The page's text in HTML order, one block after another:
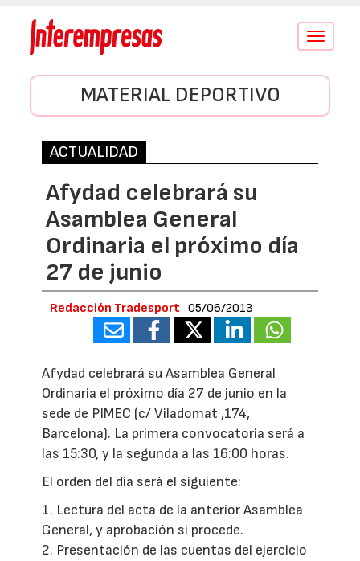
Conmutar
MATERIAL DEPORTIVO
ACTUALIDAD
Afydad celebrará su
Asamblea General
Ordinaria el próximo día
27 de junio
Redacción Tradesport 05/06/2013
Afydad celebrará su Asamblea General
Ordinaria el próximo día 27 de junio en la
sede de PIMEC (c/ Viladomat ,174,
Barcelona). La primera convocatoria será a
las 15:30, y la segunda a las 16:00 horas.
El orden del día será el siguiente:
1. Lectura del acta de la anterior Asamblea
General, y aprobación si procede.
2. Presentación de las cuentas del ejercicio